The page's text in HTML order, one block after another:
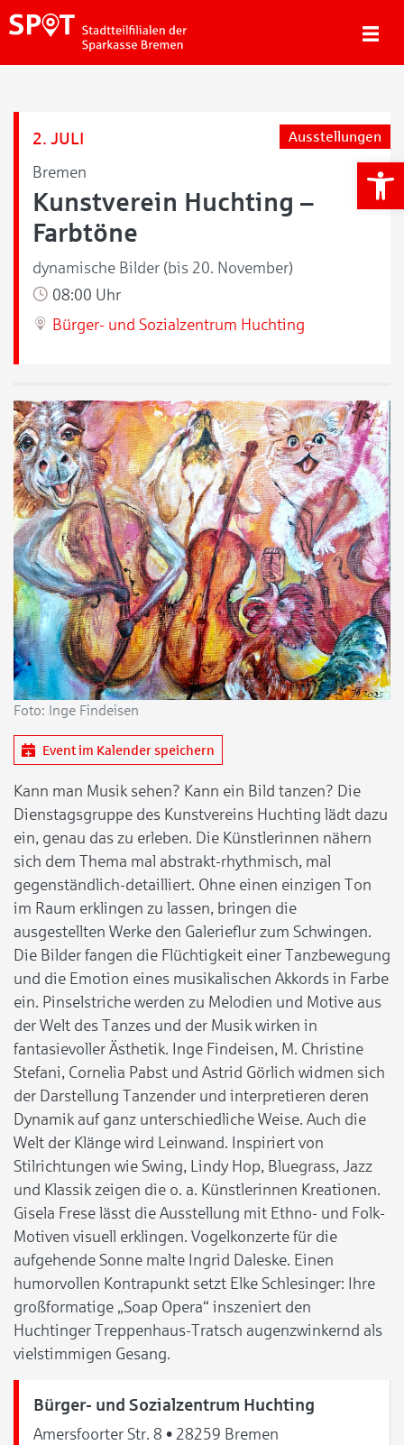
2. JULI
Bremen
Ausstellungen
Kunstverein Huchting –
Farbtöne
dynamische Bilder (bis 20. November)
08:00 Uhr
Bürger- und Sozialzentrum Huchting
Foto: Inge Findeisen
Event im Kalender speichern
Kann man Musik sehen? Kann ein Bild tanzen? Die
Dienstagsgruppe des Kunstvereins Huchting lädt dazu
ein, genau das zu erleben. Die Künstlerinnen nähern
sich dem Thema mal abstrakt-rhythmisch, mal
gegenständlich-detailliert. Ohne einen einzigen Ton
im Raum erklingen zu lassen, bringen die
ausgestellten Werke den Galerieflur zum Schwingen.
Die Bilder fangen die Flüchtigkeit einer Tanzbewegung
und die Emotion eines musikalischen Akkords in Farbe
ein. Pinselstriche werden zu Melodien und Motive aus
der Welt des Tanzes und der Musik wirken in
fantasievoller Ästhetik. Inge Findeisen, M. Christine
Stefani, Cornelia Pabst und Astrid Görlich widmen sich
der Darstellung Tanzender und interpretieren deren
Dynamik auf ganz unterschiedliche Weise. Auch die
Welt der Klänge wird Leinwand. Inspiriert von
Stilrichtungen wie Swing, Lindy Hop, Bluegrass, Jazz
und Klassik zeigen die o. a. Künstlerinnen Kreationen.
Gisela Frese lässt die Ausstellung mit Ethno- und Folk-
Motiven visuell erklingen. Vogelkonzerte für die
aufgehende Sonne malte Ingrid Daleske. Einen
humorvollen Kontrapunkt setzt Elke Schlesinger: Ihre
großformatige „Soap Opera“ inszeniert den
Huchtinger Treppenhaus-Tratsch augenzwinkernd als
vielstimmigen Gesang.
Bürger- und Sozialzentrum Huchting
Amersfoorter Str. 8 • 28259 Bremen